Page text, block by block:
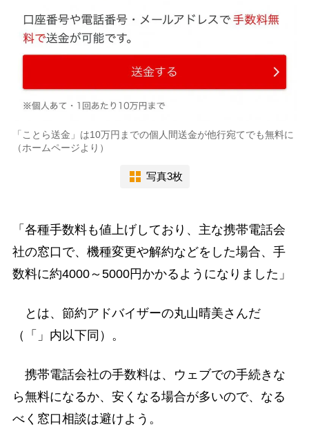
「ことら送金」は10万円までの個人間送金が他行宛てでも無料に
（ホームページより）
写真3枚
「各種手数料も値上げしており、主な携帯電話会
社の窓口で、機種変更や解約などをした場合、手
数料に約4000～5000円かかるようになりました」
とは、節約アドバイザーの丸山晴美さんだ
（「」内以下同）。
携帯電話会社の手数料は、ウェブでの手続きな
ら無料になるか、安くなる場合が多いので、なる
べく窓口相談は避けよう。